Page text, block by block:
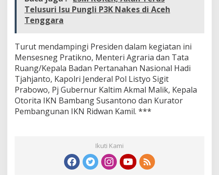
Telusuri Isu Pungli P3K Nakes di Aceh
Tenggara
Turut mendampingi Presiden dalam kegiatan ini
Mensesneg Pratikno, Menteri Agraria dan Tata
Ruang/Kepala Badan Pertanahan Nasional Hadi
Tjahjanto, Kapolri Jenderal Pol Listyo Sigit
Prabowo, Pj Gubernur Kaltim Akmal Malik, Kepala
Otorita IKN Bambang Susantono dan Kurator
Pembangunan IKN Ridwan Kamil. ***
Ikuti Kami